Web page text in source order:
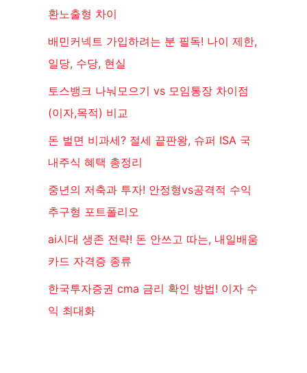
환노출형 차이
배민커넥트 가입하려는 분 필독! 나이 제한,
일당, 수당, 현실
토스뱅크 나눠모으기 vs 모임통장 차이점
(이자,목적) 비교
돈 벌면 비과세? 절세 끝판왕, 슈퍼 ISA 국
내주식 혜택 총정리
중년의 저축과 투자! 안정형vs공격적 수익
추구형 포트폴리오
ai시대 생존 전략! 돈 안쓰고 따는, 내일배움
카드 자격증 종류
한국투자증권 cma 금리 확인 방법! 이자 수
익 최대화